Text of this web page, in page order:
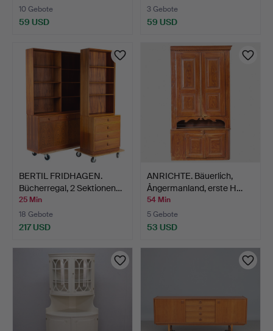
10 Gebote
59 USD
3 Gebote
59 USD
BERTIL FRIDHAGEN.
Bücherregal, 2 Sektionen…
25 Min
18 Gebote
217 USD
ANRICHTE. Bäuerlich,
Ångermanland, erste H…
54 Min
5 Gebote
53 USD